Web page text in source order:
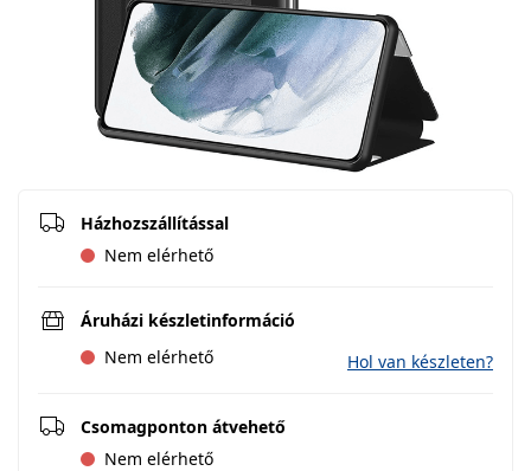
Házhozszállítással
Nem elérhető
Áruházi készletinformáció
Nem elérhető
Hol van készleten?
Csomagponton átvehető
Nem elérhető